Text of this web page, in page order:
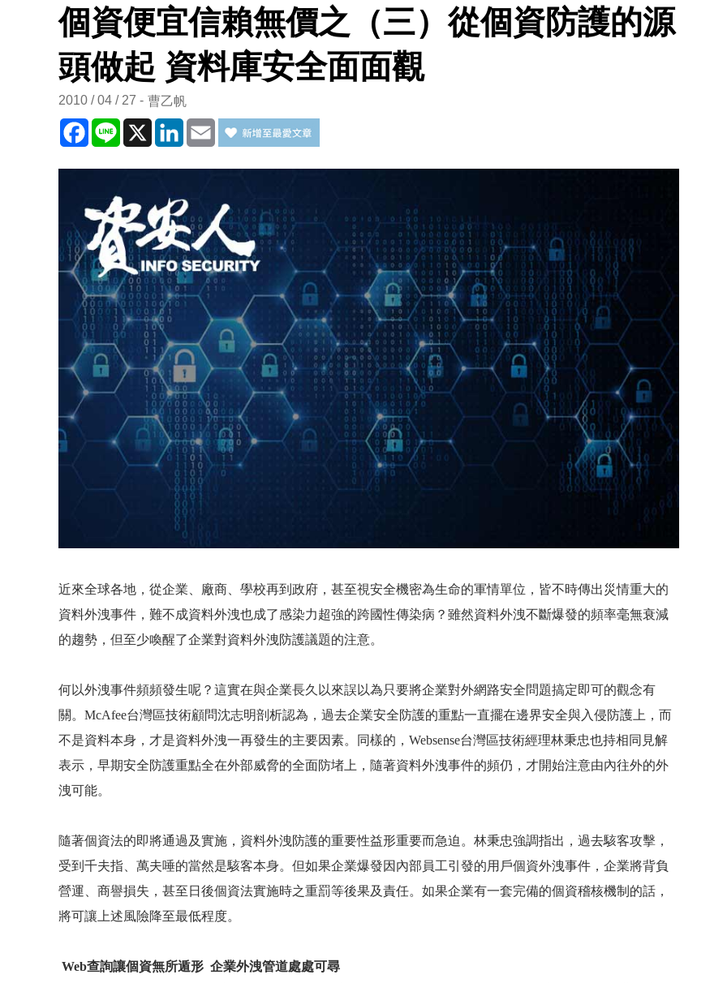
個資便宜信賴無價之（三）從個資防護的源
頭做起 資料庫安全面面觀
2010 / 04 / 27 曹乙帆
Facebook
Line X LinkedInEmail
近來全球各地，從企業、廠商、學校再到政府，甚至視安全機密為生命的軍情單位，皆不時傳出災情重大的
資料外洩事件，難不成資料外洩也成了感染力超強的跨國性傳染病？雖然資料外洩不斷爆發的頻率毫無衰減
的趨勢，但至少喚醒了企業對資料外洩防護議題的注意。
何以外洩事件頻頻發生呢？這實在與企業長久以來誤以為只要將企業對外網路安全問題搞定即可的觀念有
關。 McAfee台灣區技術顧問沈志明剖析認為，過去企業安全防護的重點一直擺在邊界安全與入侵防護上，而
不是資料本身，才是資料外洩一再發生的主要因素。同樣的， Websense台灣區技術經理林秉忠也持相同見解
表示，早期安全防護重點全在外部威脅的全面防堵上，隨著資料外洩事件的頻仍，才開始注意由內往外的外
洩可能。
隨著個資法的即將通過及實施，資料外洩防護的重要性益形重要而急迫。林秉忠強調指出，過去駭客攻擊，
受到千夫指、萬夫唾的當然是駭客本身。但如果企業爆發因內部員工引發的用戶個資外洩事件，企業將背負
營運、商譽損失，甚至日後個資法實施時之重罰等後果及責任。如果企業有一套完備的個資稽核機制的話，
將可讓上述風險降至最低程度。
Web查詢讓個資無所遁形 企業外洩管道處處可尋